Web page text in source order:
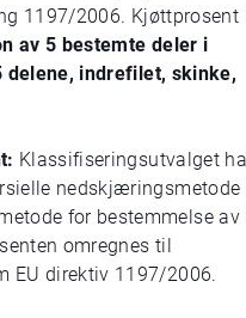
1197/2006. Kjøttprosent
av 5 bestemte deler i
indrefilet, skinke,
Klassifiseringsutvalget
nedskjæringsmetode
for bestemmelse av
omregnes til
EU direktiv 1197/2006.